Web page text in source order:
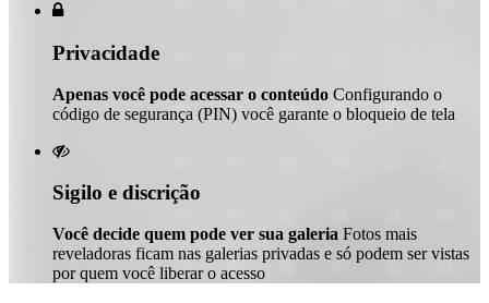

Privacidade
Apenas você pode acessar o conteúdo Configurando o
código de segurança (PIN) você garante o bloqueio de tela

Sigilo e discrição
Você decide quem pode ver sua galeria Fotos mais
reveladoras ficam nas galerias privadas e só podem ser vistas
por quem você liberar o acesso